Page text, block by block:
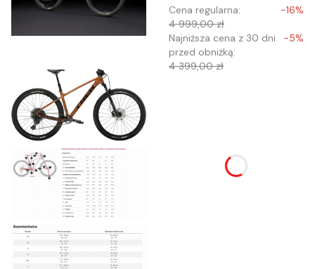
Cena regularna:
4 999,00 zł
-16%
Najniższa cena z 30 dni
przed obniżką:
4 399,00 zł
-5%
mogą różnić się ceną